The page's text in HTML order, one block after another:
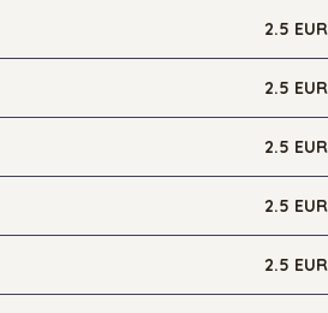
2.5 EUR
2.5 EUR
2.5 EUR
2.5 EUR
2.5 EUR